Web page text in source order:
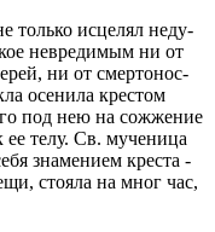
толь­ко ис­це­лял неду­
невре­ди­мым ни от
ни от смер­то­нос­
осе­ни­ла кре­стом
под нею на со­жже­ние
ее телу. Св. му­че­ни­ца
зна­ме­ни­ем кре­ста -
сто­я­ла на мног час,